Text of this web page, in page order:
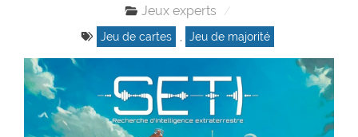
Jeux experts
Jeu de cartes , Jeu de majorité